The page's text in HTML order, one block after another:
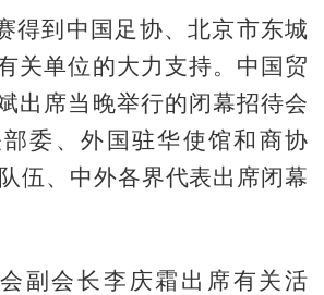
得到中国足协、北京市东城
关单位的大力支持。中国贸
出席当晚举行的闭幕招待会
委、外国驻华使馆和商协
伍、中外各界代表出席闭幕
副会长李庆霜出席有关活